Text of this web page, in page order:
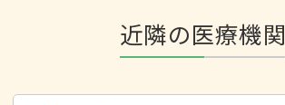
近隣の医療機関